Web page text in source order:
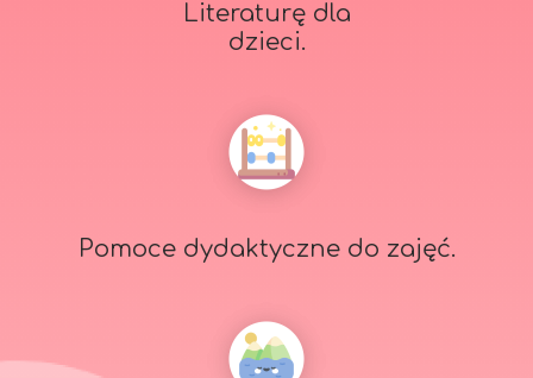
Literaturę dla
dzieci.
Pomoce dydaktyczne do zajęć.